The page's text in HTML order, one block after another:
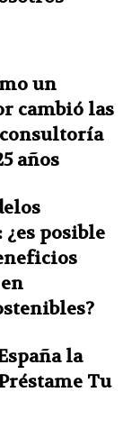
un
cambió las
años
¿es posible
la
Tu